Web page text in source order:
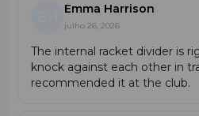
Destaques
Capacidade compacta de 35 L
Compartimento separado para
• Políester reciclado 600D
• Revestimento repelente à
• Leve e prática para o dia a dia
Emma Harrison
julho 26, 2026
The internal racket divider is
knock against each other in
recommended it at the club.